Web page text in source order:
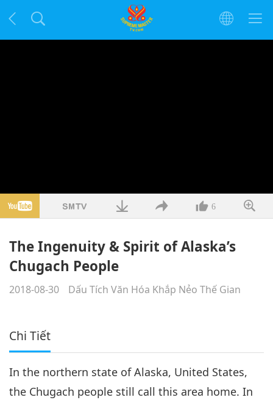
6
The Ingenuity & Spirit of Alaska’s
Chugach People
2018-08-30 Dấu Tích Văn Hóa Khắp Nẻo Thế Gian
Chi Tiết
In the northern state of Alaska, United States,
the Chugach people still call this area home. In